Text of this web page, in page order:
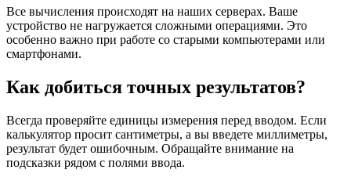
Все вычисления происходят на наших серверах. Ваше
устройство не нагружается сложными операциями. Это
особенно важно при работе со старыми компьютерами или
смартфонами.
Как добиться точных результатов?
Всегда проверяйте единицы измерения перед вводом. Если
калькулятор просит сантиметры, а вы введете миллиметры,
результат будет ошибочным. Обращайте внимание на
подсказки рядом с полями ввода.